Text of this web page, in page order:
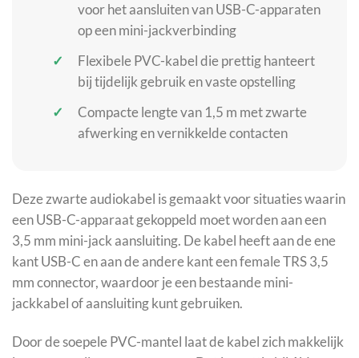
voor het aansluiten van USB-C-apparaten
op een mini-jackverbinding
Flexibele PVC-kabel die prettig hanteert
bij tijdelijk gebruik en vaste opstelling
Compacte lengte van 1,5 m met zwarte
afwerking en vernikkelde contacten
Deze zwarte audiokabel is gemaakt voor situaties waarin
een USB-C-apparaat gekoppeld moet worden aan een
3,5 mm mini-jack aansluiting. De kabel heeft aan de ene
kant USB-C en aan de andere kant een female TRS 3,5
mm connector, waardoor je een bestaande mini-
jackkabel of aansluiting kunt gebruiken.
Door de soepele PVC-mantel laat de kabel zich makkelijk